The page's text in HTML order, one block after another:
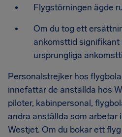
Flygstörningen ägde
Om du tog ett
ankomsttid signifikant
ursprungliga
Personalstrejker hos
innefattar de anställda hos
piloter, kabinpersonal,
andra anställda som arbetar
Westjet. Om du bokar ett